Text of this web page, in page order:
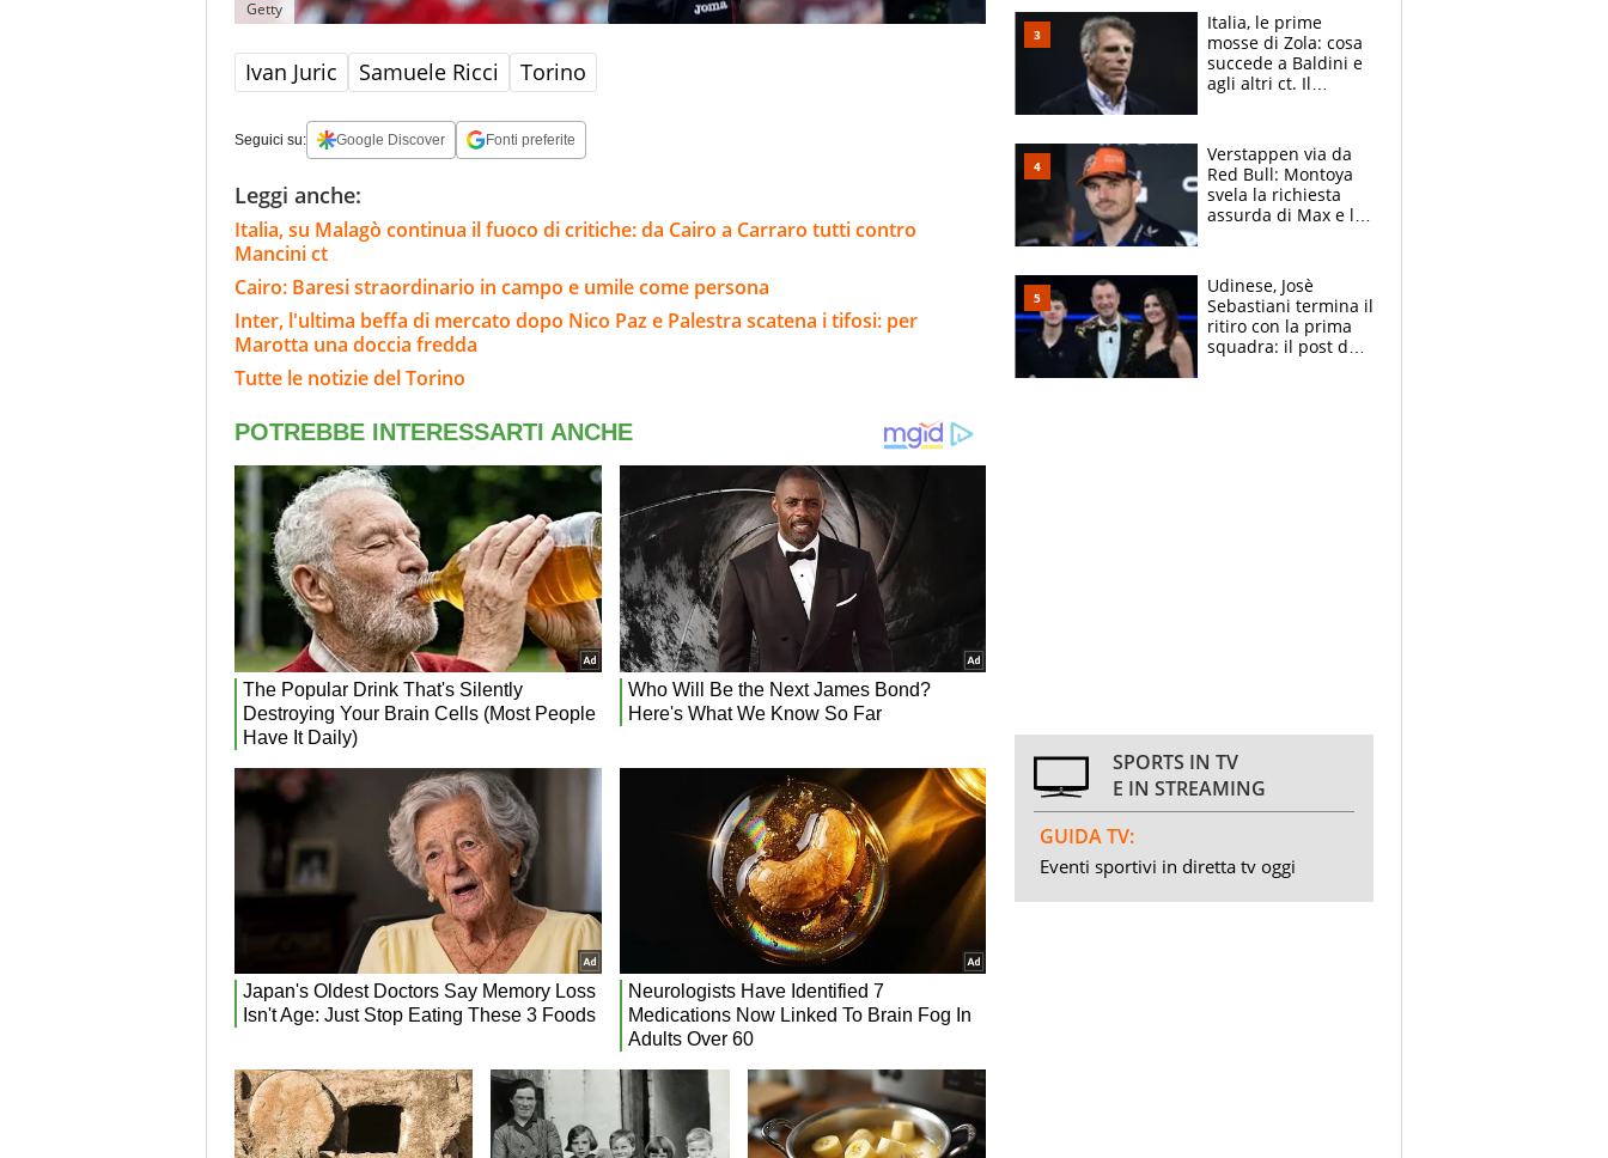
Getty
Ivan Juric Samuele Ricci Torino
Seguici su: Google Discover Fonti preferite
Leggi anche:
Italia, su Malagò continua il fuoco di critiche: da Cairo a Carraro tutti contro
Mancini ct
Cairo: Baresi straordinario in campo e umile come persona
Inter, l'ultima beffa di mercato dopo Nico Paz e Palestra scatena i tifosi: per
Marotta una doccia fredda
Tutte le notizie del Torino
social
Italia, le prime
mosse di Zola: cosa
succede a Baldini e
agli altri ct. Il
azzurri
Verstappen via da
Red Bull: Montoya
svela la richiesta
assurda di Max e lo
McLaren siano
meglio?”
Udinese, Josè
Sebastiani termina il
ritiro con la prima
squadra: il post del
SPORTS IN TV
E IN STREAMING
GUIDA TV:
Eventi sportivi in diretta tv oggi